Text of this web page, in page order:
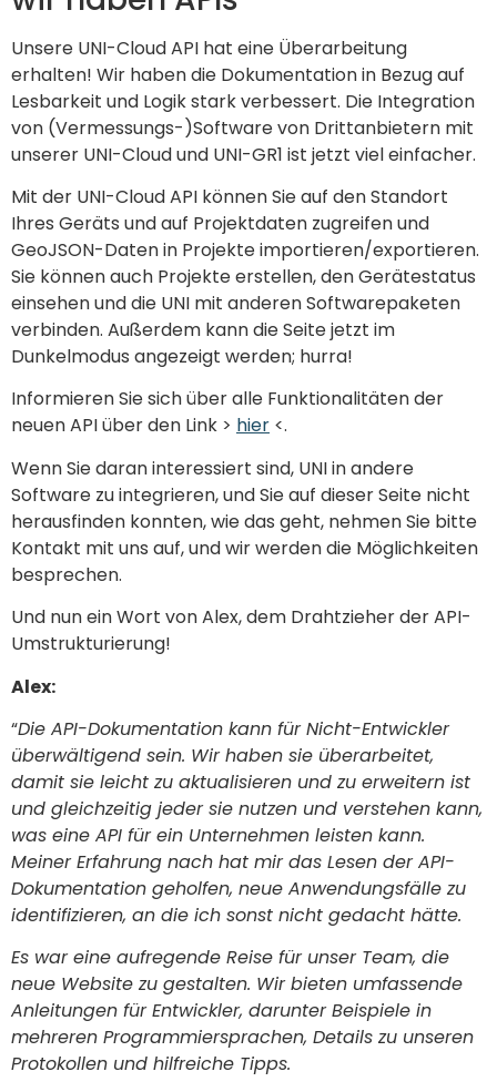
Unsere UNI-Cloud API hat eine Überarbeitung
erhalten! Wir haben die Dokumentation in Bezug auf
Lesbarkeit und Logik stark verbessert. Die Integration
von (Vermessungs-)Software von Drittanbietern mit
unserer UNI-Cloud und UNI-GR1 ist jetzt viel einfacher.
Mit der UNI-Cloud API können Sie auf den Standort
Ihres Geräts und auf Projektdaten zugreifen und
GeoJSON-Daten in Projekte importieren/exportieren.
Sie können auch Projekte erstellen, den Gerätestatus
einsehen und die UNI mit anderen Softwarepaketen
verbinden. Außerdem kann die Seite jetzt im
Dunkelmodus angezeigt werden; hurra!
Informieren Sie sich über alle Funktionalitäten der
neuen API über den Link > hier <.
Wenn Sie daran interessiert sind, UNI in andere
Software zu integrieren, und Sie auf dieser Seite nicht
herausfinden konnten, wie das geht, nehmen Sie bitte
Kontakt mit uns auf, und wir werden die Möglichkeiten
besprechen.
Und nun ein Wort von Alex, dem Drahtzieher der API-
Umstrukturierung!
Alex:
“Die API-Dokumentation kann für Nicht-Entwickler
überwältigend sein. Wir haben sie überarbeitet,
damit sie leicht zu aktualisieren und zu erweitern ist
und gleichzeitig jeder sie nutzen und verstehen kann,
was eine API für ein Unternehmen leisten kann.
Meiner Erfahrung nach hat mir das Lesen der API-
Dokumentation geholfen, neue Anwendungsfälle zu
identifizieren, an die ich sonst nicht gedacht hätte.
Es war eine aufregende Reise für unser Team, die
neue Website zu gestalten. Wir bieten umfassende
Anleitungen für Entwickler, darunter Beispiele in
mehreren Programmiersprachen, Details zu unseren
Protokollen und hilfreiche Tipps.